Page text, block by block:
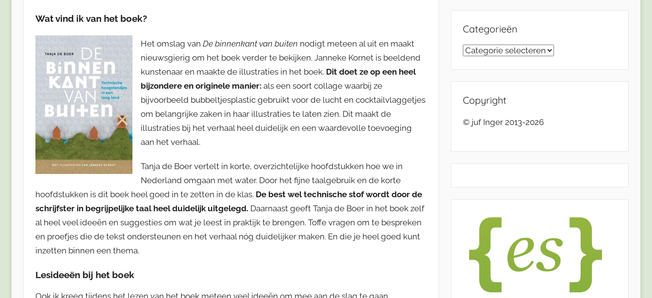
Wat vind ik van het boek?
Het omslag van De binnenkant van buiten nodigt meteen al uit en maakt
nieuwsgierig om het boek verder te bekijken. Janneke Kornet is beeldend
kunstenaar en maakte de illustraties in het boek. Dit doet ze op een heel
bijzondere en originele manier: als een soort collage waarbij ze
bijvoorbeeld bubbeltjesplastic gebruikt voor de lucht en cocktailvlaggetjes
om belangrijke zaken in haar illustraties te laten zien. Dit maakt de
illustraties bij het verhaal heel duidelijk en een waardevolle toevoeging
aan het verhaal.
Tanja de Boer vertelt in korte, overzichtelijke hoofdstukken hoe we in
Nederland omgaan met water. Door het fijne taalgebruik en de korte
hoofdstukken is dit boek heel goed in te zetten in de klas. De best wel technische stof wordt door de
schrijfster in begrijpelijke taal heel duidelijk uitgelegd. Daarnaast geeft Tanja de Boer in het boek zelf
al heel veel ideeën en suggesties om wat je leest in praktijk te brengen. Toffe vragen om te bespreken
en proefjes die de tekst ondersteunen en het verhaal nóg duidelijker maken. En die je heel goed kunt
inzetten binnen een thema.
Lesideeën bij het boek
Ook ik kreeg tijdens het lezen van het boek meteen veel ideeën om mee aan de slag te gaan,
Categorieën
Categorieën
Copyright
© juf Inger 2013-2026